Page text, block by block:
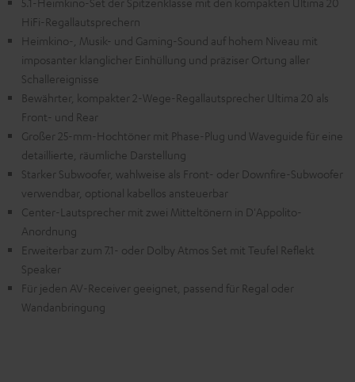
HiFi-Regallautsprechern
Heimkino-, Musik- und Gaming-Sound auf hohem Niveau mit
imposanter klanglicher Einhüllung und präziser Ortung aller
Schallereignisse
Bewährter, kompakter 2-Wege-Regallautsprecher Ultima 20 als
Front- und Rear
Großer 25-mm-Hochtöner mit Phase-Plug und Waveguide für eine
detaillierte, räumliche Darstellung
Starker Subwoofer, wahlweise als Front- oder Downfire-Subwoofer
verwendbar, optional kabellos ansteuerbar
Center-Lautsprecher mit zwei Mitteltönern in D'Appolito-
Anordnung
Erweiterbar zum 7.1- oder Dolby Atmos Set mit Teufel Reflekt
Speaker
Für jeden AV-Receiver geeignet, passend für Regal oder
Wandanbringung